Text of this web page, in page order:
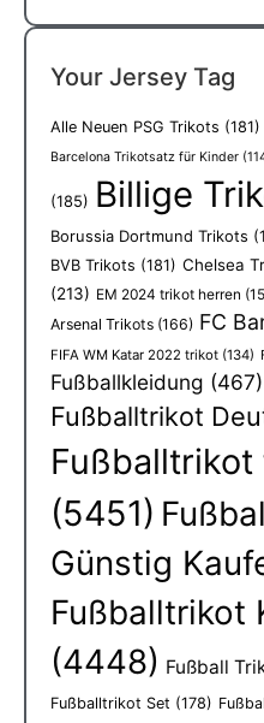
Your Jersey Tag
Alle Neuen PSG Trikots (181)
Barcelona Trikotsatz für Kinder
(185) Billige
Borussia Dortmund Trikots
BVB Trikots (181) Chelsea
(213) EM 2024 trikot herren
Arsenal Trikots (166) FC
FIFA WM Katar 2022 trikot (134)
Fußballkleidung (467)
Fußballtrikot
(5451)
Günstig
Fußballtrikot
(4448) Fußball
Fußballtrikot Set (178)